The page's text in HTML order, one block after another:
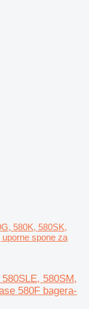
580K, 580SK,
spone za
580SM,
580F bagera-